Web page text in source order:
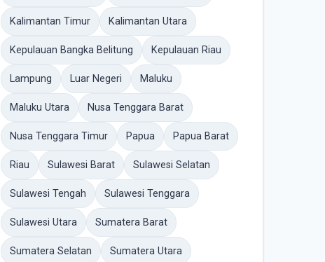
Kalimantan Timur Kalimantan Utara
Kepulauan Bangka Belitung Kepulauan Riau
Lampung Luar Negeri Maluku
Maluku Utara Nusa Tenggara Barat
Nusa Tenggara Timur Papua Papua Barat
Riau Sulawesi Barat Sulawesi Selatan
Sulawesi Tengah Sulawesi Tenggara
Sulawesi Utara Sumatera Barat
Sumatera Selatan Sumatera Utara